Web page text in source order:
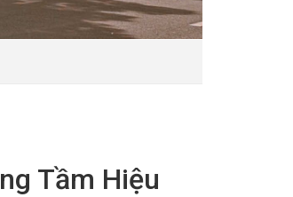
Tầm Hiệu